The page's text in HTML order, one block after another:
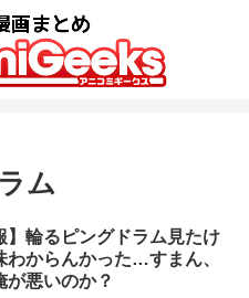
ム
】輪るピングドラム見たけ
わからんかった…すまん、
が悪いのか？